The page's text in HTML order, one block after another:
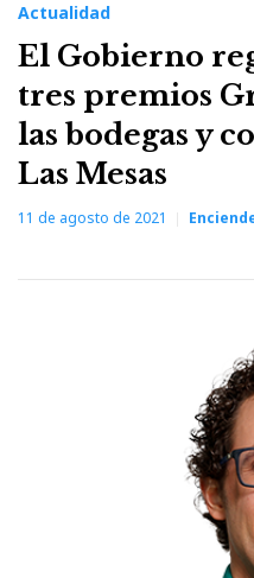
Actualidad
El Gobierno
tres premios
las bodegas y
Las Mesas
11 de agosto de 2021